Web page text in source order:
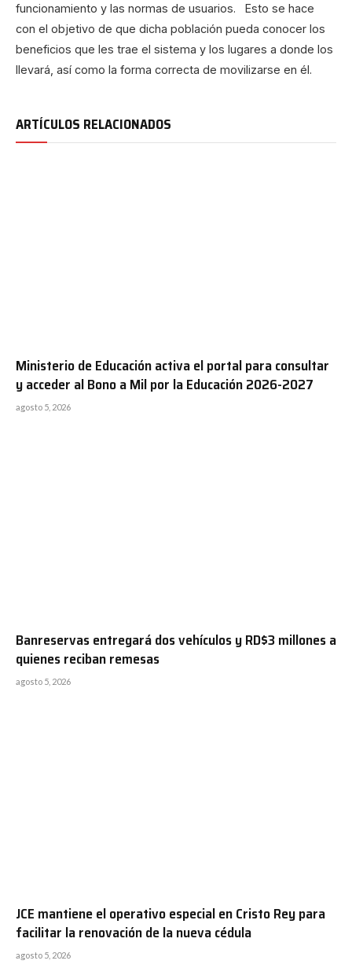
funcionamiento y las normas de usuarios. Esto se hace
con el objetivo de que dicha población pueda conocer los
beneficios que les trae el sistema y los lugares a donde los
llevará, así como la forma correcta de movilizarse en él.
ARTÍCULOS RELACIONADOS
Ministerio de Educación activa el portal para consultar
y acceder al Bono a Mil por la Educación 2026-2027
agosto 5, 2026
Banreservas entregará dos vehículos y RD$3 millones a
quienes reciban remesas
agosto 5, 2026
JCE mantiene el operativo especial en Cristo Rey para
facilitar la renovación de la nueva cédula
agosto 5, 2026